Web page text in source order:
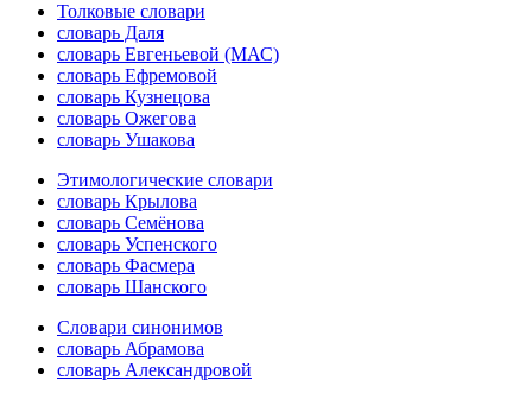
Толковые словари
словарь Даля
словарь Евгеньевой (МАС)
словарь Ефремовой
словарь Кузнецова
словарь Ожегова
словарь Ушакова
Этимологические словари
словарь Крылова
словарь Семёнова
словарь Успенского
словарь Фасмера
словарь Шанского
Словари синонимов
словарь Абрамова
словарь Александровой